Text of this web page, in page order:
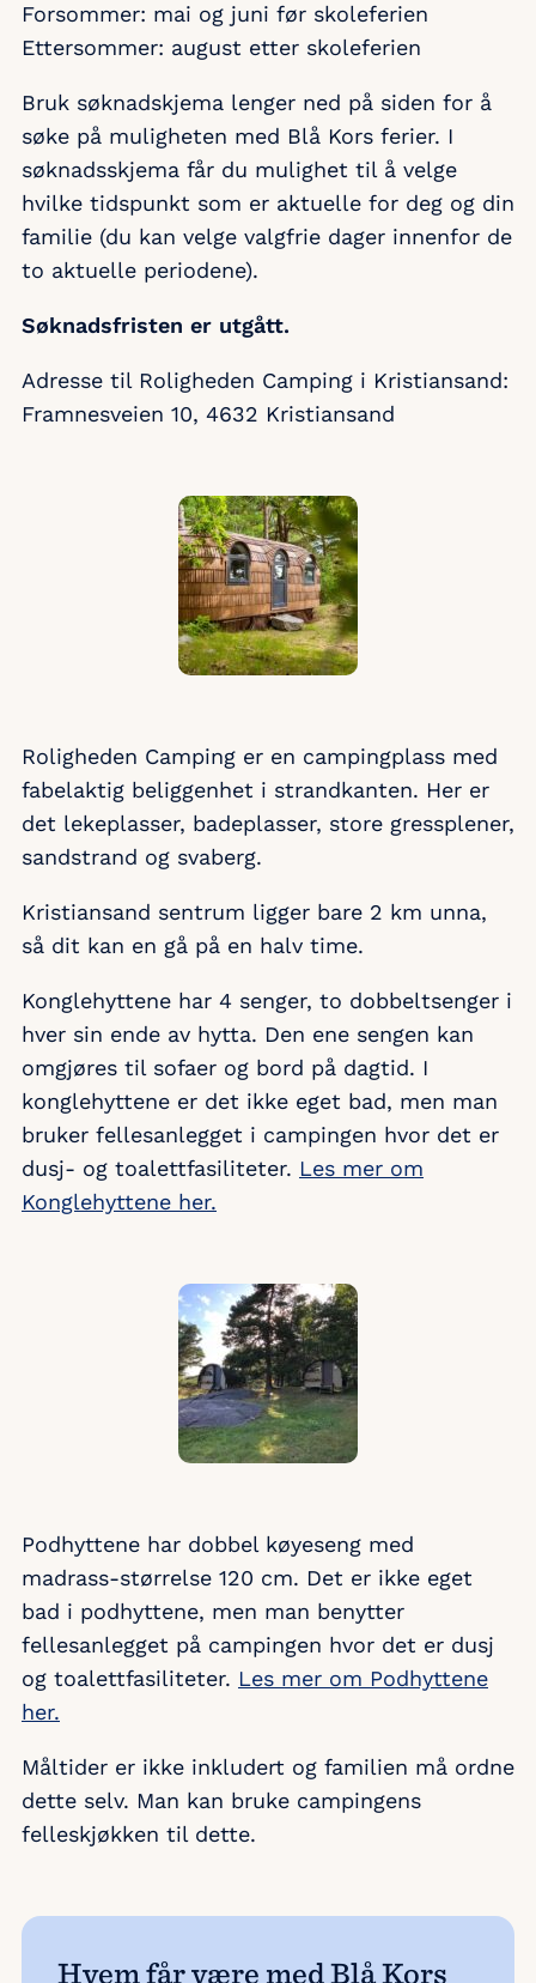
Forsommer: mai og juni før skoleferien
Ettersommer: august etter skoleferien
Bruk søknadskjema lenger ned på siden for å
søke på muligheten med Blå Kors ferier. I
søknadsskjema får du mulighet til å velge
hvilke tidspunkt som er aktuelle for deg og din
familie (du kan velge valgfrie dager innenfor de
to aktuelle periodene).
Søknadsfristen er utgått.
Adresse til Roligheden Camping i Kristiansand:
Framnesveien 10, 4632 Kristiansand
Roligheden Camping er en campingplass med
fabelaktig beliggenhet i strandkanten. Her er
det lekeplasser, badeplasser, store gressplener,
sandstrand og svaberg.
Kristiansand sentrum ligger bare 2 km unna,
så dit kan en gå på en halv time.
Konglehyttene har 4 senger, to dobbeltsenger i
hver sin ende av hytta. Den ene sengen kan
omgjøres til sofaer og bord på dagtid. I
konglehyttene er det ikke eget bad, men man
bruker fellesanlegget i campingen hvor det er
dusj- og toalettfasiliteter. Les mer om
Konglehyttene her.
Podhyttene har dobbel køyeseng med
madrass-størrelse 120 cm. Det er ikke eget
bad i podhyttene, men man benytter
fellesanlegget på campingen hvor det er dusj
og toalettfasiliteter. Les mer om Podhyttene
her.
Måltider er ikke inkludert og familien må ordne
dette selv. Man kan bruke campingens
felleskjøkken til dette.
Hvem får være med Blå Kors